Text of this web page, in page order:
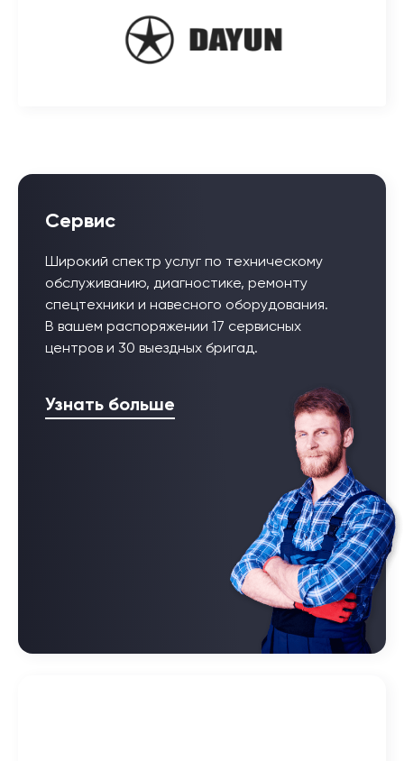
Сервис
Широкий спектр услуг по техническому
обслуживанию, диагностике, ремонту
спецтехники и навесного оборудования.
В вашем распоряжении 17 сервисных
центров и 30 выездных бригад.
Узнать больше